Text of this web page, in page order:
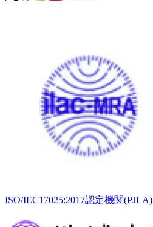
ISO/IEC17025:2017認定機関(PJLA)